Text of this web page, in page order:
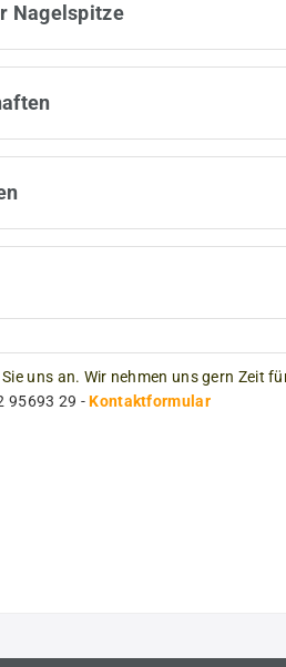
Nagelspitze
uns an. Wir nehmen uns gern Zeit
95693 29 - Kontaktformular